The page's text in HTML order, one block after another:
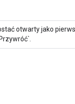
otwarty jako